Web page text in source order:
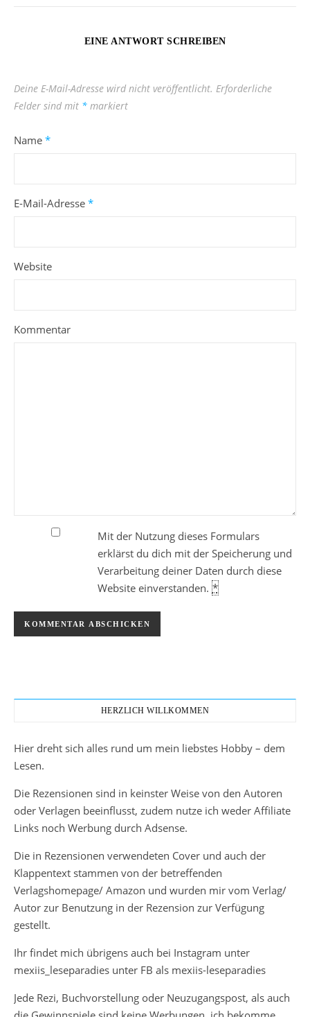
EINE ANTWORT SCHREIBEN
Deine E-Mail-Adresse wird nicht veröffentlicht. Erforderliche
Felder sind mit * markiert
Name *
E-Mail-Adresse *
Website
Kommentar
Mit der Nutzung dieses Formulars
erklärst du dich mit der Speicherung und
Verarbeitung deiner Daten durch diese
Website einverstanden. *
HERZLICH WILLKOMMEN
Hier dreht sich alles rund um mein liebstes Hobby – dem
Lesen.
Die Rezensionen sind in keinster Weise von den Autoren
oder Verlagen beeinflusst, zudem nutze ich weder Affiliate
Links noch Werbung durch Adsense.
Die in Rezensionen verwendeten Cover und auch der
Klappentext stammen von der betreffenden
Verlagshomepage/ Amazon und wurden mir vom Verlag/
Autor zur Benutzung in der Rezension zur Verfügung
gestellt.
Ihr findet mich übrigens auch bei Instagram unter
mexiis_leseparadies unter FB als mexiis-leseparadies
Jede Rezi, Buchvorstellung oder Neuzugangspost, als auch